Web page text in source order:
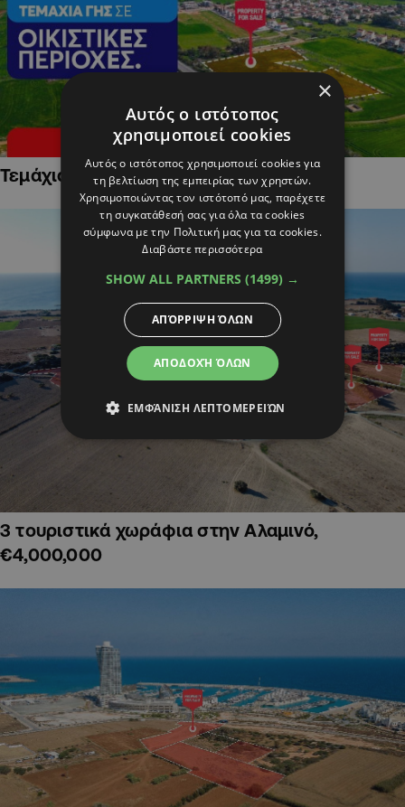
Τεμάχια Γης σε Οικιστικές Περιοχές
3 τουριστικά χωράφια στην Αλαμινό,
€4,000,000
×
Αυτός ο ιστότοπος
χρησιμοποιεί cookies
Αυτός ο ιστότοπος χρησιμοποιεί cookies για
τη βελτίωση της εμπειρίας των χρηστών.
Χρησιμοποιώντας τον ιστότοπό μας, παρέχετε
τη συγκατάθεσή σας για όλα τα cookies
σύμφωνα με την Πολιτική μας για τα cookies.
Διαβάστε περισσότερα
SHOW ALL PARTNERS (1499) →
ΑΠΟΔΟΧΉ ΌΛΩΝ
ΑΠΌΡΡΙΨΗ ΌΛΩΝ
ΕΜΦΆΝΙΣΗ ΛΕΠΤΟΜΕΡΕΙΏΝ